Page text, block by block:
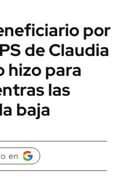
por
de Claudia
hizo para
las
baja
en